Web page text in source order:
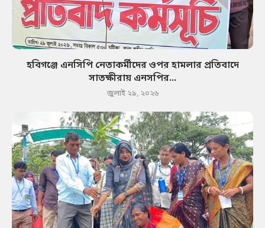
হবিগঞ্জে এনসিপি নেতাকর্মীদের ওপর হামলার প্রতিবাদে
সাতক্ষীরায় এনসপির...
জুলাই ২৯, ২০২৬